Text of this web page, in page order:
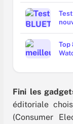
Top
Fini les
éditoriale
(Consumer